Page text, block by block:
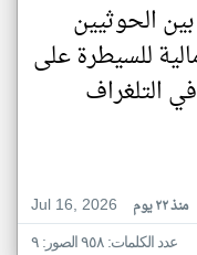
الحوثيين
للسيطرة على
التلغراف
Jul 16, 2026
منذ ٢٢ يوم
عدد الكلمات: ٩٥٨ الصور: ٩